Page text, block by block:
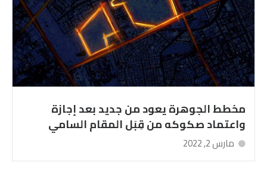
مخطط الجوهرة يعود من جديد بعد إجازة
واعتماد صكوكه من قِبَل المقام السامي
مارس 2, 2022